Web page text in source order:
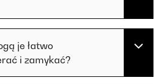
je łatwo
i zamykać?